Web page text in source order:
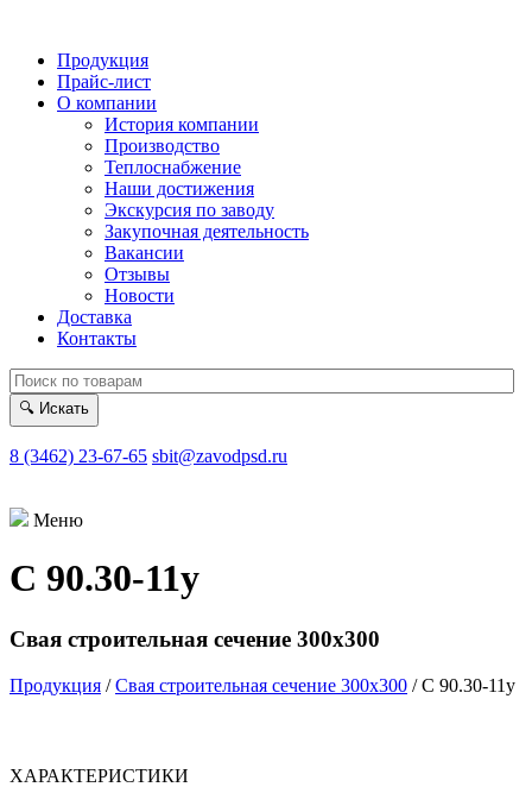
Продукция
Прайс-лист
О компании
История компании
Производство
Теплоснабжение
Наши достижения
Экскурсия по заводу
Закупочная деятельность
Вакансии
Отзывы
Новости
Доставка
Контакты
🔍 Искать
8 (3462) 23-67-65 sbit@zavodpsd.ru
Меню
С 90.30-11у
Свая строительная сечение 300х300
Продукция /Свая строительная сечение 300х300 / С 90.30-11у
ХАРАКТЕРИСТИКИ